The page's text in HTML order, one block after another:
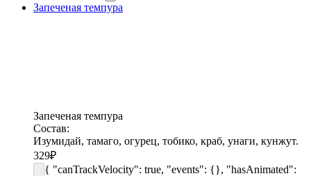
Запеченая темпура
Запеченая темпура
Состав:
Изумидай, тамаго, огурец, тобико, краб, унаги, кунжут.
329₽
{ "canTrackVelocity": true, "events": {}, "hasAnimated":